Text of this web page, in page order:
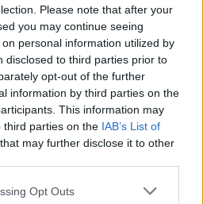
Please note that after your
you may continue seeing
personal information utilized by
disclosed to third parties prior to
opt-out of the further
information by third parties on the
This information may
third parties on the IAB’s List of
that may further disclose it to other
Opt Outs
Επόμενο
Κωνσταντινούπολ